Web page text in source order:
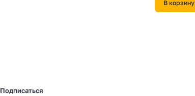
В корзину
Подписаться